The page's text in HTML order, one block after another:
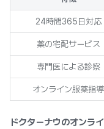
24時間365日対応
薬の宅配サービス
専門医による診察
オンライン服薬指導
ドクターナウのオンラ